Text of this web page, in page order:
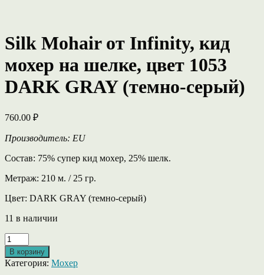
Silk Mohair от Infinity, кид
мохер на шелке, цвет 1053
DARK GRAY (темно-серый)
760.00 ₽
Производитель: EU
Состав: 75% супер кид мохер, 25% шелк.
Метраж: 210 м. / 25 гр.
Цвет: DARK GRAY (темно-серый)
11 в наличии
Количество
товара
Silk
Mohair
В корзину
Категория: Мохер